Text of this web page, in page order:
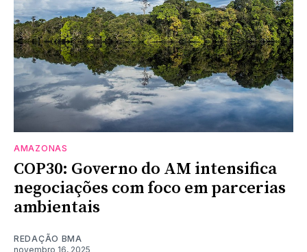
AMAZONAS
COP30: Governo do AM intensifica
negociações com foco em parcerias
ambientais
REDAÇÃO BMA
novembro 16, 2025